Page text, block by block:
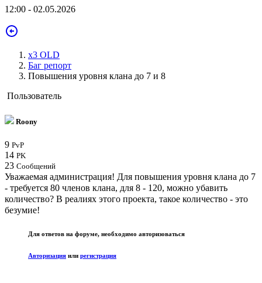
12:00 - 02.05.2026
x3 OLD
Баг репорт
Повышения уровня клана до 7 и 8
Пользователь
Roony
9 PvP
14 PK
23 Сообщений
Уважаемая администрация! Для повышения уровня клана до 7
- требуется 80 членов клана, для 8 - 120, можно убавить
количество? В реалиях этого проекта, такое количество - это
безумие!
Для ответов на форуме, необходимо авторизоваться
Авторизация или регистрация